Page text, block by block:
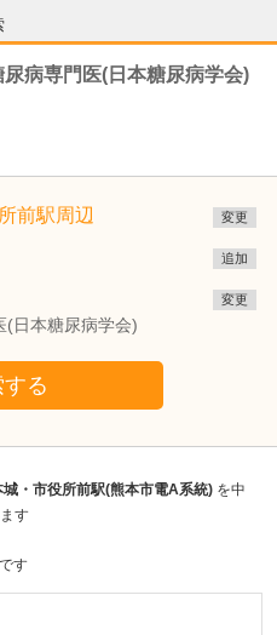
病専門医(日本糖尿病学会)
前駅周辺 変更
追加
(日本糖尿病学会)
変更
る
城・市役所前駅(熊本市電A系統) を中
す
す